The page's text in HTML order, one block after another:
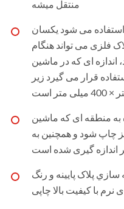
منتقل ميشه
می شود یکسان
فلزی می تواند هنگام
ای که در ماشین
قرار می گیرد زیر
منطقه ای که ماشین
چاپ شود و همچنین به
پلاک پايينه و رنگ
نرم با کیفیت بالا چاپی